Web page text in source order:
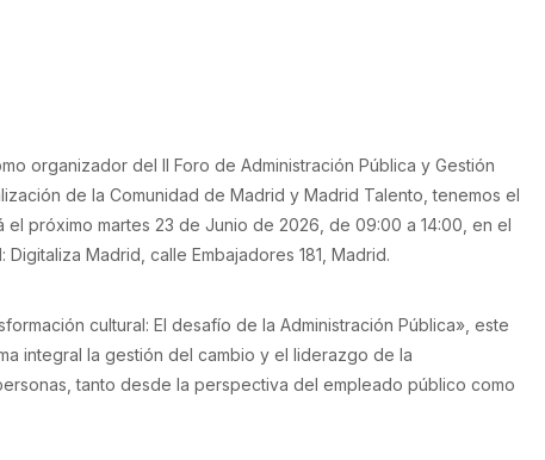
organizador del II Foro de Administración Pública y Gestión
de la Comunidad de Madrid y Madrid Talento, tenemos el
próximo martes 23 de Junio de 2026, de 09:00 a 14:00, en el
Madrid, calle Embajadores 181, Madrid.
cultural: El desafío de la Administración Pública», este
integral la gestión del cambio y el liderazgo de la
tanto desde la perspectiva del empleado público como